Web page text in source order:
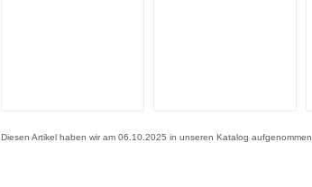
Diesen Artikel haben wir am 06.10.2025 in unseren Katalog aufgenommen.